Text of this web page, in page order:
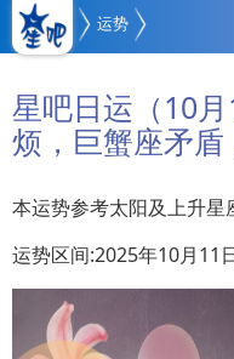
运势
星吧日运（10
烦，巨蟹座矛
本运势参考太阳及上升星
运势区间:2025年10月11